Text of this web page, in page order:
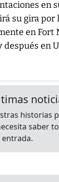
en
su gira por
en Fort
después en